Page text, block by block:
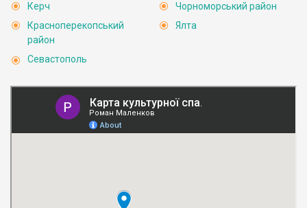
Керч
Красноперекопський
район
Севастополь
Чорноморський район
Ялта